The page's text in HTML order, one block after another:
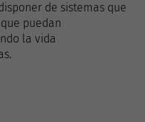
de sistemas que
puedan
la vida